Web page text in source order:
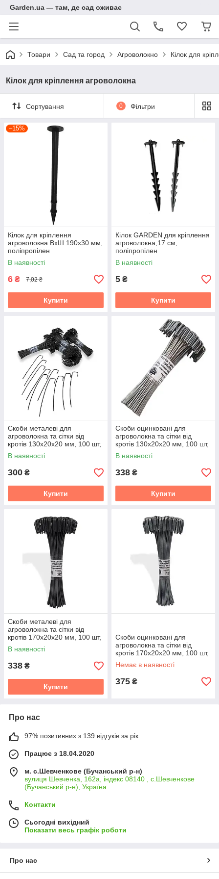
Garden.ua — там, де сад оживає
Товари Сад та город Агроволокно Кілок для
Кілок для кріплення агроволокна
Сортування 0 Фільтри
–15%
Кілок для кріплення
агроволокна ВхШ 190х30 мм,
поліпропілен
В наявності
6 ₴ 7,02 ₴
Купити
Кілок GARDEN для кріплення
агроволокна,17 см,
поліпропілен
В наявності
5 ₴
Купити
Скоби металеві для
агроволокна та сітки від
кротів 130х20х20 мм, 100 шт,
VINAVI
В наявності
300 ₴
Купити
Скоби оцинковані для
агроволокна та сітки від
кротів 130х20х20 мм, 100 шт,
VINAVI
В наявності
338 ₴
Купити
Скоби металеві для
агроволокна та сітки від
кротів 170х20х20 мм, 100 шт,
VINAVI
В наявності
338 ₴
Купити
Скоби оцинковані для
агроволокна та сітки від
кротів 170х20х20 мм, 100 шт,
VINAVI
Немає в наявності
375 ₴
Про нас
97% позитивних з 139 відгуків за рік
Працює з 18.04.2020
м. с.Шевченкове (Бучанський р-н)
вулиця Шевченка, 162а, індекс 08140 , с.Шевченкове
(Бучанський р-н), Україна
Контакти
Сьогодні вихідний
Показати весь графік роботи
Про нас